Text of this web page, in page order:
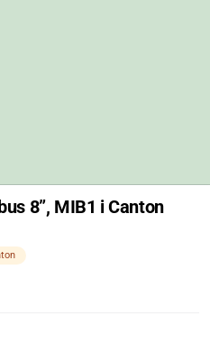
8”, MIB1 i Canton